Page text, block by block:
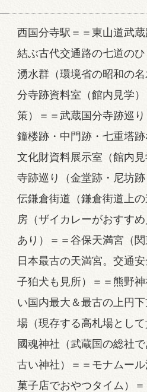
西国分寺駅＝＝東山道武
結ぶ古代交通路の七道の
湧水群（環境省の昭和の
分寺跡資料室（館内見学
策）＝＝武蔵国分寺跡巡
鐘楼跡・中門跡・七重塔
文化財資料展示室（館内
寺跡巡り（金堂跡・尼坊
伝鎌倉街道（鎌倉街道上
房（ザイカレーがおすす
あり）＝＝谷保天満宮（
日本最古の天満宮。交通
子狛犬も見所）＝＝熊野
い国内最大＆最古の上円
場（現存する高札場とし
國魂神社（武蔵国の総社
古い神社）＝＝モナムー
菓子店でおやつタイム）